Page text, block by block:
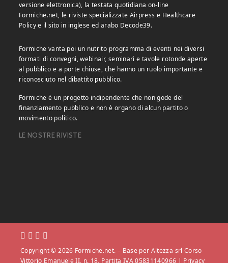
versione elettronica), la testata quotidiana on-line
Formiche.net, le riviste specializzate Airpress e Healthcare
Policy e il sito in inglese ed arabo Decode39.
Formiche vanta poi un nutrito programma di eventi nei diversi
formati di convegni, webinair, seminari e tavole rotonde aperte
al pubblico e a porte chiuse, che hanno un ruolo importante e
riconosciuto nel dibattito pubblico.
Formiche è un progetto indipendente che non gode del
finanziamento pubblico e non è organo di alcun partito o
movimento politico.
LE NOSTRE RIVISTE
Copyright © 2026 Formiche.net. – Base per Altezza srl Corso
Vittorio Emanuele II, n. 18, Partita IVA 05831140966 | Privacy